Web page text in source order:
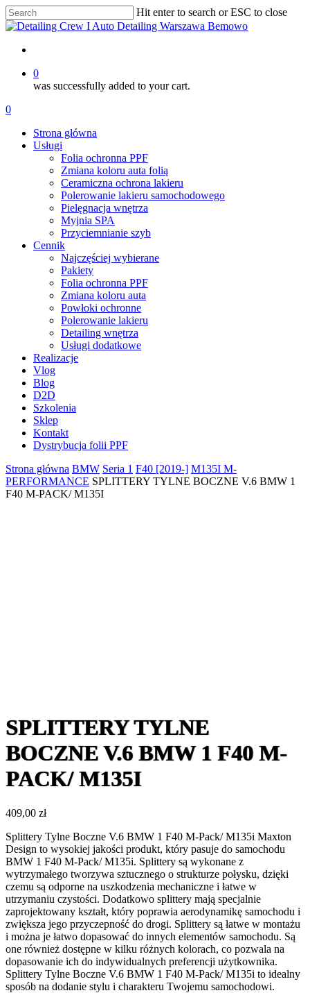
Skip
to
content
Hit enter to search or ESC to close
Close
0
was successfully added to your cart.
Menu
account
0
Strona główna
Usługi
Folia ochronna PPF
Zmiana koloru auta folią
Ceramiczna ochrona lakieru
Polerowanie lakieru samochodowego
Pielęgnacja wnętrza
Myjnia SPA
Przyciemnianie szyb
Cennik
Najczęściej wybierane
Pakiety
Folia ochronna PPF
Zmiana koloru auta
Powłoki ochronne
Polerowanie lakieru
Detailing wnętrza
Usługi dodatkowe
Realizacje
Vlog
Blog
D2D
Szkolenia
Sklep
Kontakt
Dystrybucja folii PPF
Strona główna BMW Seria 1 F40 [2019-] M135I M-
PERFORMANCE SPLITTERY TYLNE BOCZNE V.6 BMW 1
F40 M-PACK/ M135I
SPLITTERY TYLNE
BOCZNE V.6 BMW 1 F40 M-
PACK/ M135I
409,00 zł
Splittery Tylne Boczne V.6 BMW 1 F40 M-Pack/ M135i Maxton
Design to wysokiej jakości produkt, który pasuje do samochodu
BMW 1 F40 M-Pack/ M135i. Splittery są wykonane z
wytrzymałego tworzywa sztucznego o strukturze połysku, dzięki
czemu są odporne na uszkodzenia mechaniczne i łatwe w
utrzymaniu czystości. Dodatkowo splittery mają specjalnie
zaprojektowany kształt, który poprawia aerodynamikę samochodu i
zwiększa jego przyczepność do drogi. Splittery są łatwe w montażu
i można je łatwo dopasować do innych elementów samochodu. Są
one również dostępne w kilku różnych kolorach, co pozwala na
dopasowanie ich do indywidualnych preferencji użytkownika.
Splittery Tylne Boczne V.6 BMW 1 F40 M-Pack/ M135i to idealny
sposób na dodanie stylu i charakteru Twojemu samochodowi.